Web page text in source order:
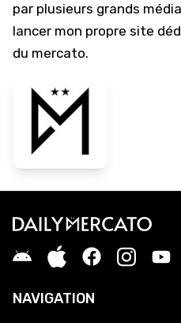
par plusieurs grands
lancer mon propre site
du mercato.
NAVIGATION